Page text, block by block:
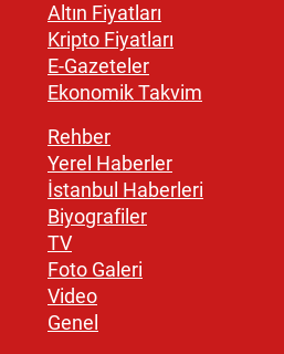
Altın Fiyatları
Kripto Fiyatları
E-Gazeteler
Ekonomik Takvim
Rehber
Yerel Haberler
İstanbul Haberleri
Biyografiler
TV
Foto Galeri
Video
Genel